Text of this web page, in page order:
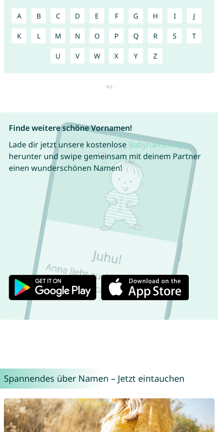
A B C D E F G H I J
K L M N O P Q R S T
U V W X Y Z
Finde weitere schöne Vornamen!
Lade dir jetzt unsere kostenlose Babynamen App
herunter und swipe gemeinsam mit deinem Partner
einen wunderschönen Namen!
Spannendes über Namen – Jetzt eintauchen